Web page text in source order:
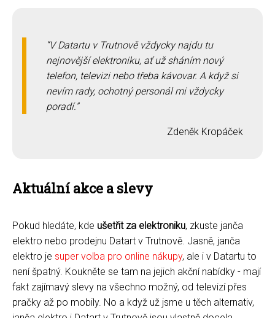
V Datartu v Trutnově vždycky najdu tu
nejnovější elektroniku, ať už sháním nový
telefon, televizi nebo třeba kávovar. A když si
nevím rady, ochotný personál mi vždycky
poradí.
Zdeněk Kropáček
Aktuální akce a slevy
Pokud hledáte, kde ušetřit za elektroniku, zkuste janča
elektro nebo prodejnu Datart v Trutnově. Jasně, janča
elektro je super volba pro online nákupy, ale i v Datartu to
není špatný. Koukněte se tam na jejich akční nabídky - mají
fakt zajímavý slevy na všechno možný, od televizí přes
pračky až po mobily. No a když už jsme u těch alternativ,